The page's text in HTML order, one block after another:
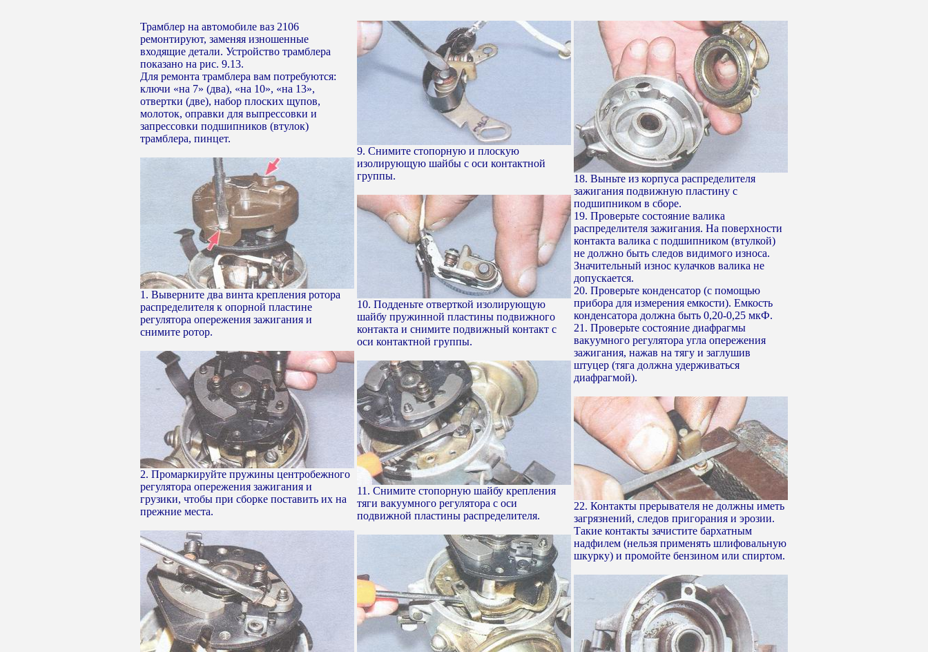
Трамблер на автомобиле ваз 2106
ремонтируют, заменяя изношенные
входящие детали. Устройство трамблера
показано на рис. 9.13.
Для ремонта трамблера вам потребуются:
ключи «на 7» (два), «на 10», «на 13»,
отвертки (две), набор плоских щупов,
молоток, оправки для выпрессовки и
запрессовки подшипников (втулок)
трамблера, пинцет.
1. Выверните два винта крепления ротора
распределителя к опорной пластине
регулятора опережения зажигания и
снимите ротор.
2. Промаркируйте пружины центробежного
регулятора опережения зажигания и
грузики, чтобы при сборке поставить их на
прежние места.
9. Снимите стопорную и плоскую
изолирующую шайбы с оси контактной
группы.
10. Подденьте отверткой изолирующую
шайбу пружинной пластины подвижного
контакта и снимите подвижный контакт с
оси контактной группы.
11. Снимите стопорную шайбу крепления
тяги вакуумного регулятора с оси
подвижной пластины распределителя.
18. Выньте из корпуса распределителя
зажигания подвижную пластину с
подшипником в сборе.
19. Проверьте состояние валика
распределителя зажигания. На поверхности
контакта валика с подшипником (втулкой)
не должно быть следов видимого износа.
Значительный износ кулачков валика не
допускается.
20. Проверьте конденсатор (с помощью
прибора для измерения емкости). Емкость
конденсатора должна быть 0,20-0,25 мкФ.
21. Проверьте состояние диафрагмы
вакуумного регулятора угла опережения
зажигания, нажав на тягу и заглушив
штуцер (тяга должна удерживаться
диафрагмой).
22. Контакты прерывателя не должны иметь
загрязнений, следов пригорания и эрозии.
Такие контакты зачистите бархатным
надфилем (нельзя применять шлифовальную
шкурку) и промойте бензином или спиртом.